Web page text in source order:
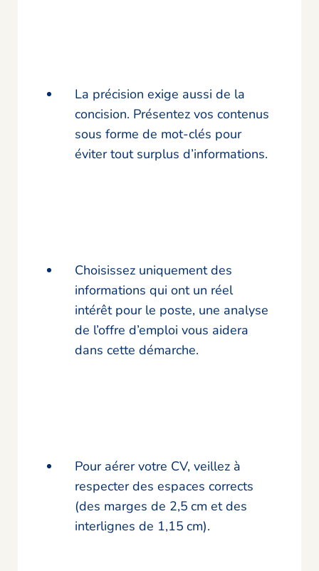
La précision exige aussi de la
concision. Présentez vos contenus
sous forme de mot-clés pour
éviter tout surplus d’informations.
Choisissez uniquement des
informations qui ont un réel
intérêt pour le poste, une analyse
de l’offre d’emploi vous aidera
dans cette démarche.
Pour aérer votre CV, veillez à
respecter des espaces corrects
(des marges de 2,5 cm et des
interlignes de 1,15 cm).